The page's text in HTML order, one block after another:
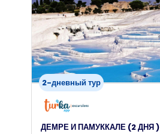
2-дневный тур
ДЕМРЕ И ПАМУККАЛЕ (2 ДНЯ )